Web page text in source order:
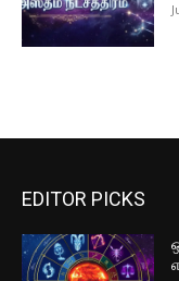
EDITOR PICKS